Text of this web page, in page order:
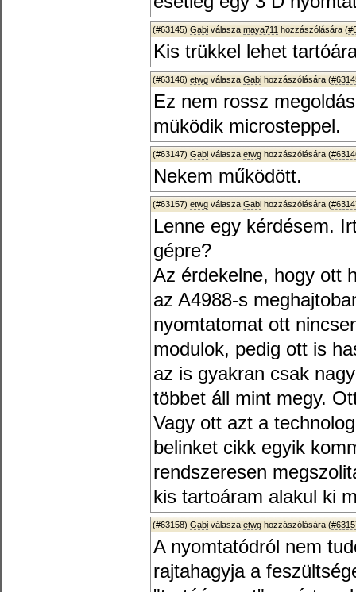
(#63145) Gabi válasza maya711 hozzászólására (
Kis trükkel lehet
(#63146) etwg válasza Gabi hozzászólására (
Ez nem rossz
müködik microsteppel.
(#63147) Gabi válasza etwg hozzászólására (
Nekem működött.
(#63157) etwg válasza Gabi hozzászólására (
Lenne egy kérdésem.
gépre?
Az érdekelne, hogy ott
az A4988-s
nyomtatomat ott
modulok, pedig ott is
az is gyakran csak
többet áll mint megy.
Vagy ott azt a
belinket cikk egyik
rendszeresen
kis tartoáram alakul ki
(#63158) Gabi válasza etwg hozzászólására (
A nyomtatódról nem
rajtahagyja a